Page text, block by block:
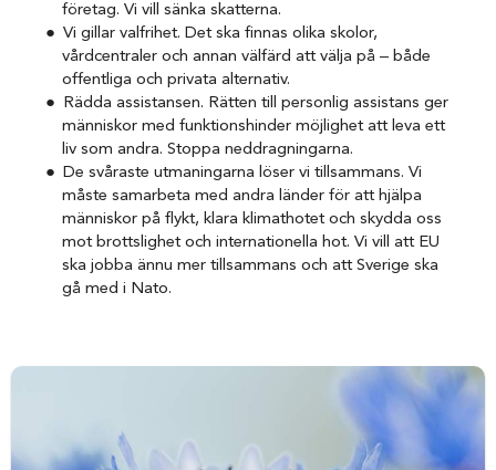
företag. Vi vill sänka skatterna.
Vi gillar valfrihet. Det ska finnas olika skolor,
vårdcentraler och annan välfärd att välja på – både
offentliga och privata alternativ.
Rädda assistansen. Rätten till personlig assistans ger
människor med funktionshinder möjlighet att leva ett
liv som andra. Stoppa neddragningarna.
De svåraste utmaningarna löser vi tillsammans. Vi
måste samarbeta med andra länder för att hjälpa
människor på flykt, klara klimathotet och skydda oss
mot brottslighet och internationella hot. Vi vill att EU
ska jobba ännu mer tillsammans och att Sverige ska
gå med i Nato.